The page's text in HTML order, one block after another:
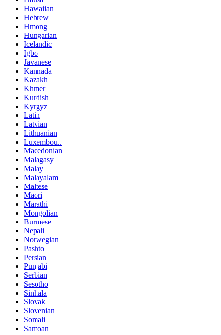
Hawaiian
Hebrew
Hmong
Hungarian
Icelandic
Igbo
Javanese
Kannada
Kazakh
Khmer
Kurdish
Kyrgyz
Latin
Latvian
Lithuanian
Luxembou..
Macedonian
Malagasy
Malay
Malayalam
Maltese
Maori
Marathi
Mongolian
Burmese
Nepali
Norwegian
Pashto
Persian
Punjabi
Serbian
Sesotho
Sinhala
Slovak
Slovenian
Somali
Samoan